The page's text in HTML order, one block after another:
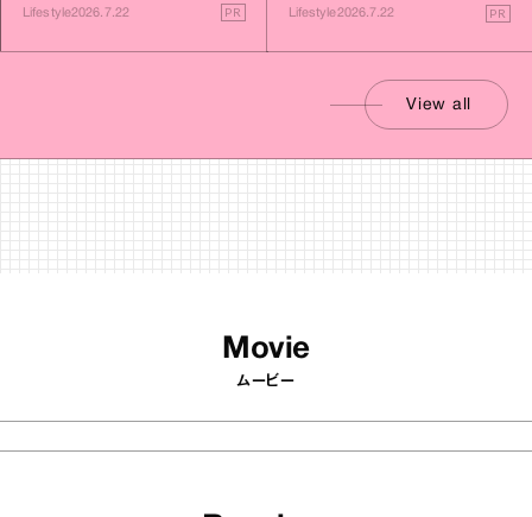
Lifestyle2026.7.22 PR Lifestyle2026.7.22 PR
View all
Movie
ムービー